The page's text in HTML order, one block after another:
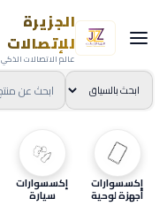
الجزيرة
للإتصالات
عالم الاتصالات الذكي
إكسسوارات
أجهزة لوحية
إكسسوارات
سيارة